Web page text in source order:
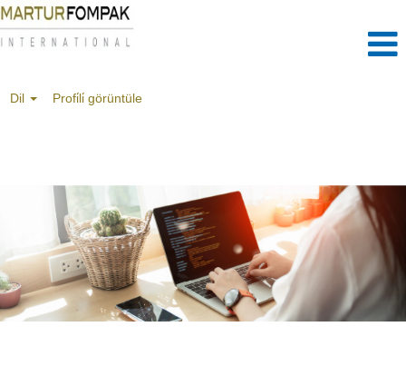
Dil Profi̇li̇ görüntüle